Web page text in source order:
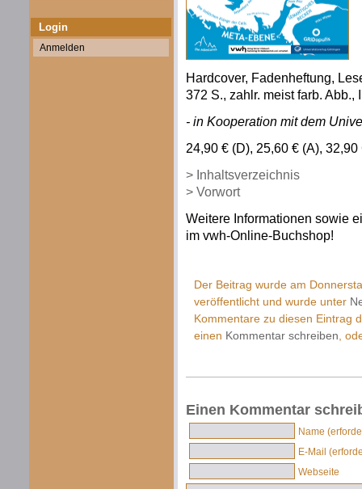
Login
Anmelden
Hardcover, Fadenheftung,
372 S., zahlr. meist farb.
- in Kooperation mit dem
24,90 € (D), 25,60 € (A), 32,90
> Inhaltsverzeichnis
> Vorwort
Weitere Informationen sowie
im vwh-Online-Buchshop!
Der Beitrag wurde am
veröffentlicht und wurde unter
Kommentare zu diesen Eintrag
einen Kommentar schreiben ,
Einen Kommentar
Name
E-Mail
Webseite